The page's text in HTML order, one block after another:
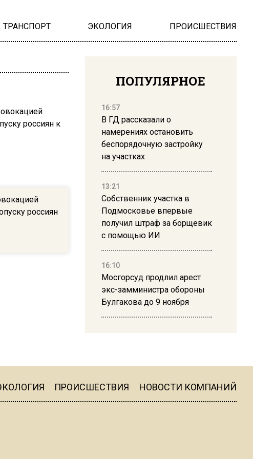
ТРАНСПОРТ ЭКОЛОГИЯ ПРОИСШЕСТВИЯ
россиян
ПОПУЛЯРНОЕ
16:57
В ГД рассказали о
намерениях остановить
беспорядочную застройку
на участках
13:21
Собственник участка в
Подмосковье впервые
получил штраф за борщевик
с помощью ИИ
16:10
Мосгорсуд продлил арест
экс-замминистра обороны
Булгакова до 9 ноября
16:19
ПРОИСШЕСТВИЯ НОВОСТИ КОМПАНИЙ